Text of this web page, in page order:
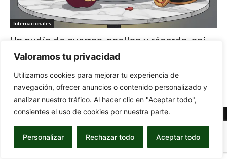
Valoramos tu privacidad
Utilizamos cookies para mejorar tu experiencia de
navegación, ofrecer anuncios o contenido personalizado y
analizar nuestro tráfico. Al hacer clic en "Aceptar todo",
consientes el uso de cookies por nuestra parte.
Personalizar Rechazar todo Aceptar todo
Internacionales
Un pudín de guerras, paellas y récords, así
va el mundo